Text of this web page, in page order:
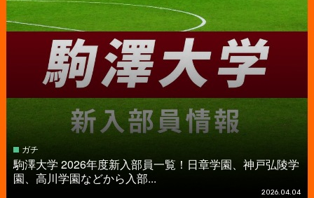
ガチ
駒澤大学 2026年度新入部員一覧！日章学園、神戸弘陵学
園、高川学園などから入部...
2026.04.04